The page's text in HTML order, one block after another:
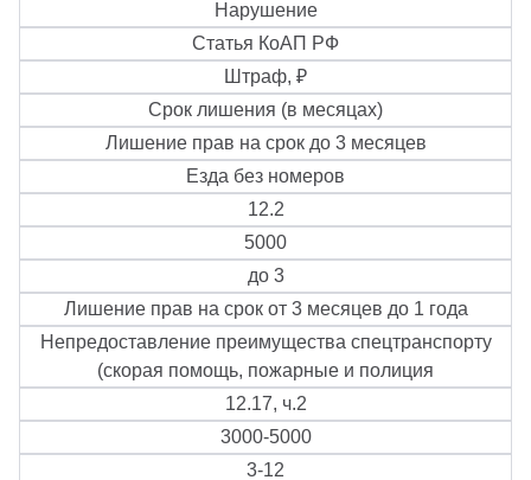
Нарушение
Статья КоАП РФ
Штраф, ₽
Срок лишения (в месяцах)
Лишение прав на срок до 3 месяцев
Езда без номеров
12.2
5000
до 3
Лишение прав на срок от 3 месяцев до 1 года
Непредоставление преимущества спецтранспорту
(скорая помощь, пожарные и полиция
12.17, ч.2
3000-5000
3-12